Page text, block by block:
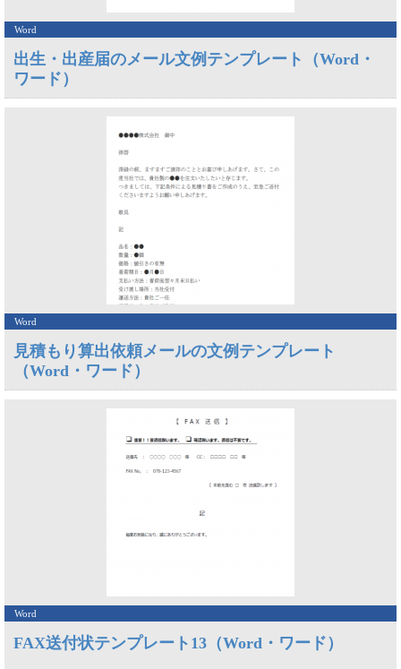
Word
出生・出産届のメール文例テンプレート（Word・
ワード）
Word
見積もり算出依頼メールの文例テンプレート
（Word・ワード）
Word
FAX送付状テンプレート13（Word・ワード）